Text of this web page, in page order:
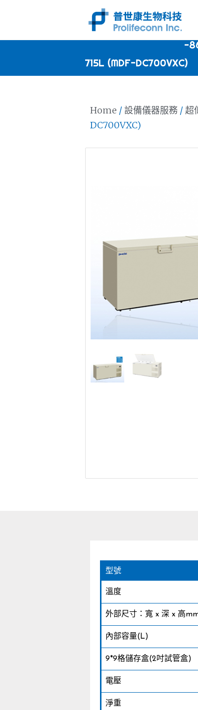
-
715L (MDF-DC700VXC)
Home / 設備儀器服務 / 超
DC700VXC)
型號
溫度
外部尺寸：寬 x 深 x 高
內部容量(L)
9*9格儲存盒(2吋試管盒)
電壓
淨重